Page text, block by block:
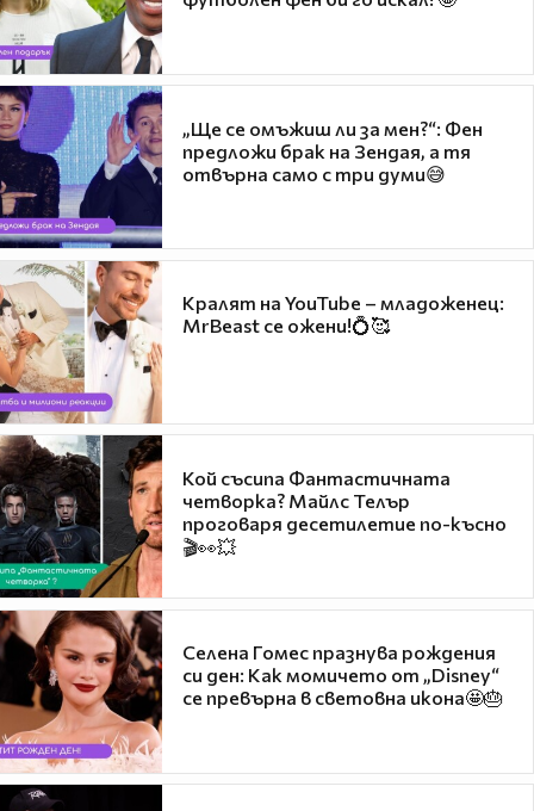
„Ще се омъжиш ли за мен?“: Фен
предложи брак на Зендая, а тя
отвърна само с три думи😅
Кралят на YouTube – младоженец:
MrBeast се ожени!💍🥰
Кой съсипа Фантастичната
четворка? Майлс Телър
проговаря десетилетие по-късно
🎬👀💥
Селена Гомес празнува рождения
си ден: Как момичето от „Disney“
се превърна в световна икона🤩🎂